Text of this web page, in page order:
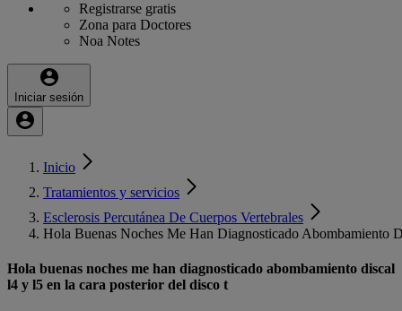
Registrarse gratis
Zona para Doctores
Noa Notes
Iniciar sesión
Inicio
Tratamientos y servicios
Esclerosis Percutánea De Cuerpos Vertebrales
Hola Buenas Noches Me Han Diagnosticado
Hola buenas noches me han diagnosticado abombamiento discal
l4 y l5 en la cara posterior del disco t